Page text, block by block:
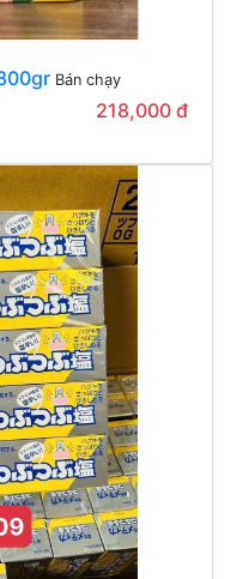
Bán chạy
218,000 đ